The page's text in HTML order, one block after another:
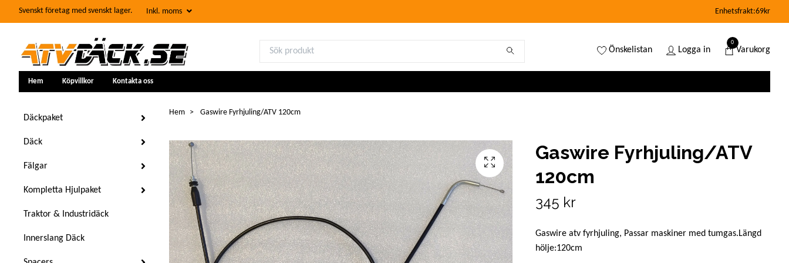
Svenskt företag med svenskt lager. Inkl. moms Enhetsfrakt:69kr
Önskelistan Logga in
0
Varukorg
Hem Köpvillkor Kontakta oss
Däckpaket
Däck
Fälgar
Kompletta Hjulpaket
Traktor & Industridäck
Innerslang Däck
Hem Gaswire Fyrhjuling/ATV 120cm
Gaswire Fyrhjuling/ATV
120cm
345 kr
Gaswire atv fyrhjuling, Passar maskiner med tumgas.Längd
hölje:120cm